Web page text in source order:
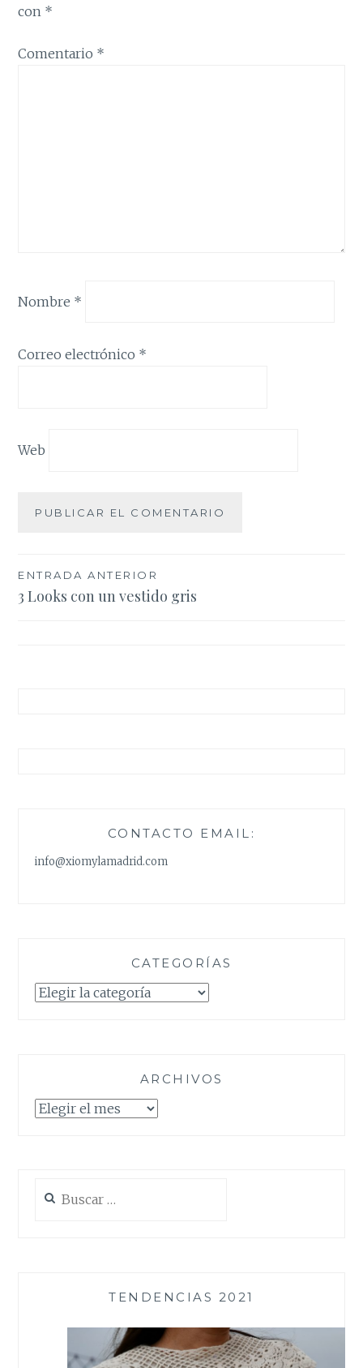
con *
Comentario *
Nombre *
Correo electrónico *
Web
Navegación
de
ENTRADA ANTERIOR
3 Looks con un vestido gris
CONTACTO EMAIL:
info@xiomylamadrid.com
CATEGORÍAS
Categorías
ARCHIVOS
Archivos
TENDENCIAS 2021